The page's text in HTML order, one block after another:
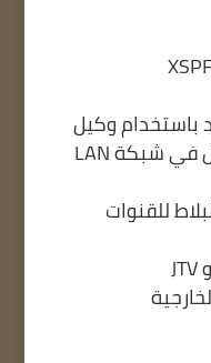
باستخدام وكيل
UDP (يلزم تثبيت الخادم الوكيل في شبكة LAN
للقنوات